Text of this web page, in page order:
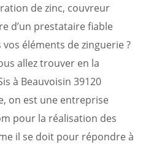
de zinc, couvreur
d’un prestataire fiable
éléments de zinguerie ?
allez trouver en la
à Beauvoisin 39120
on est une entreprise
pour la réalisation des
il se doit pour répondre à